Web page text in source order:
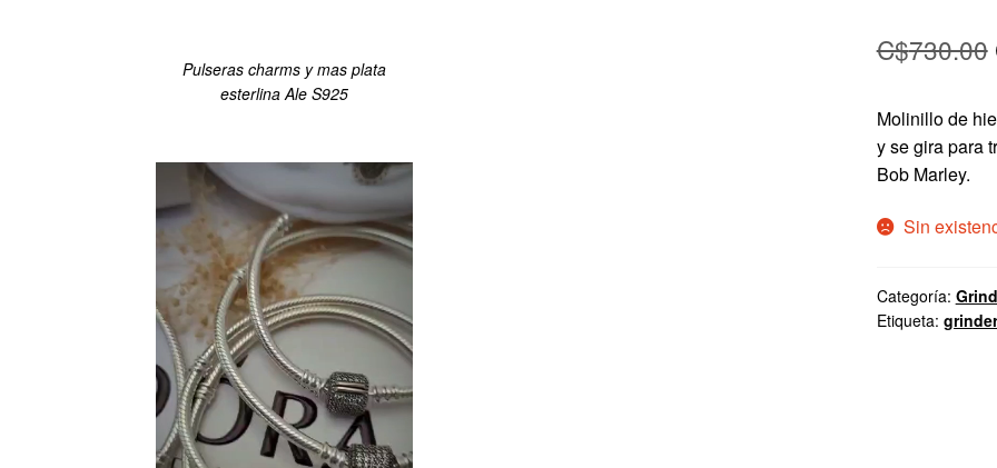
C$730.00
Molinillo de
y se gira para
Bob Marley.
Sin
Categoría:
Etiqueta: grinder
Pulseras charms y mas plata
esterlina Ale S925